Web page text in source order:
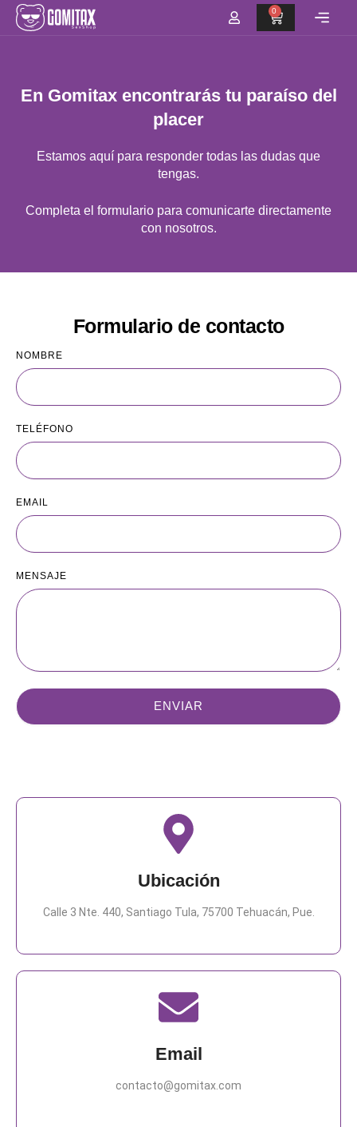
0
CART
En Gomitax encontrarás tu paraíso del
placer
Estamos aquí para responder todas las dudas que
tengas.
Completa el formulario para comunicarte directamente
con nosotros.
Formulario de contacto
NOMBRE
TELÉFONO
EMAIL
MENSAJE
ENVIAR
Ubicación
Calle 3 Nte. 440, Santiago Tula, 75700 Tehuacán, Pue.
Email
contacto@gomitax.com